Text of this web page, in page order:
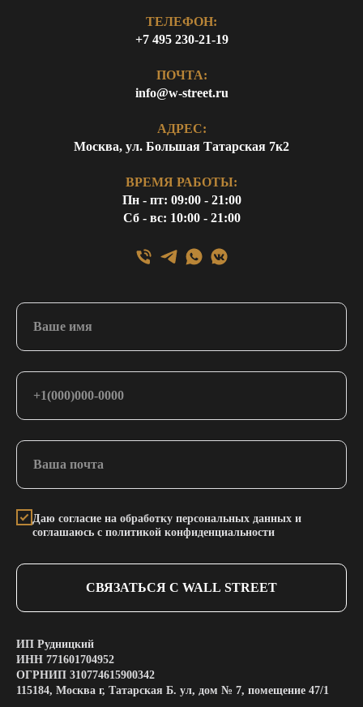
ТЕЛЕФОН:
+7 495 230-21-19
ПОЧТА:
info@w-street.ru
АДРЕС:
Москва, ул. Большая Татарская 7к2
ВРЕМЯ РАБОТЫ:
Пн - пт: 09:00 - 21:00
Сб - вс: 10:00 - 21:00
Даю согласие на обработку персональных данных и
соглашаюсь с политикой конфиденциальности
СВЯЗАТЬСЯ С WALL STREET
ИП Рудницкий
ИНН 771601704952
ОГРНИП 310774615900342
115184, Москва г, Татарская Б. ул, дом № 7, помещение 47/1